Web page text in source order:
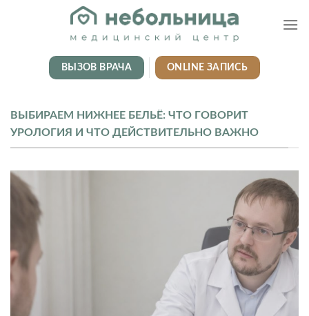
ВЫЗОВ ВРАЧА ONLINE ЗАПИСЬ
ВЫБИРАЕМ НИЖНЕЕ БЕЛЬЁ: ЧТО ГОВОРИТ
УРОЛОГИЯ И ЧТО ДЕЙСТВИТЕЛЬНО ВАЖНО